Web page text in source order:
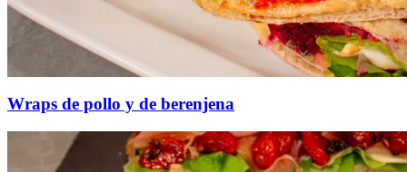
Wraps de pollo y de berenjena